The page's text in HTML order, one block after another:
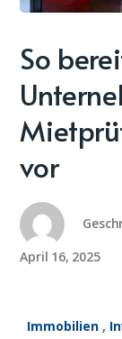
So
vor
April 16, 2025
Immobilien,